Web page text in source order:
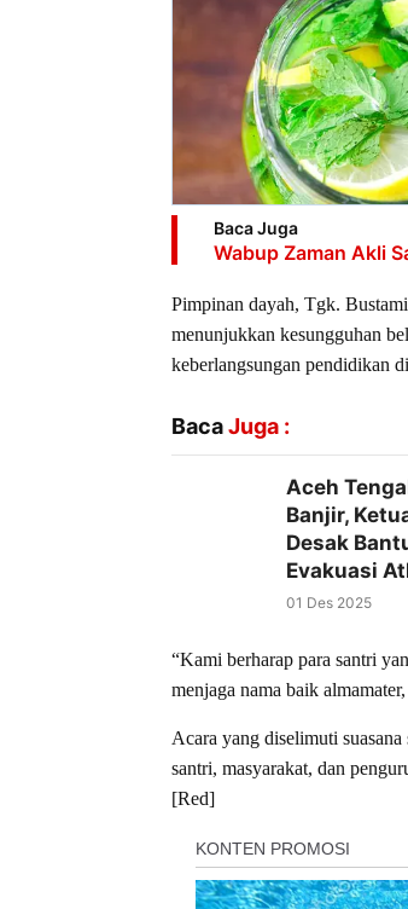
Baca Juga
Wabup Zaman Akli
Pimpinan dayah, Tgk.
menunjukkan kesungguhan
keberlangsungan pendidikan
BacaJuga :
Aceh
Banjir,
Desak
Evakuasi
01 Des 2025
“Kami berharap para santri
menjaga nama baik
Acara yang diselimuti
santri, masyarakat, dan
[Red]